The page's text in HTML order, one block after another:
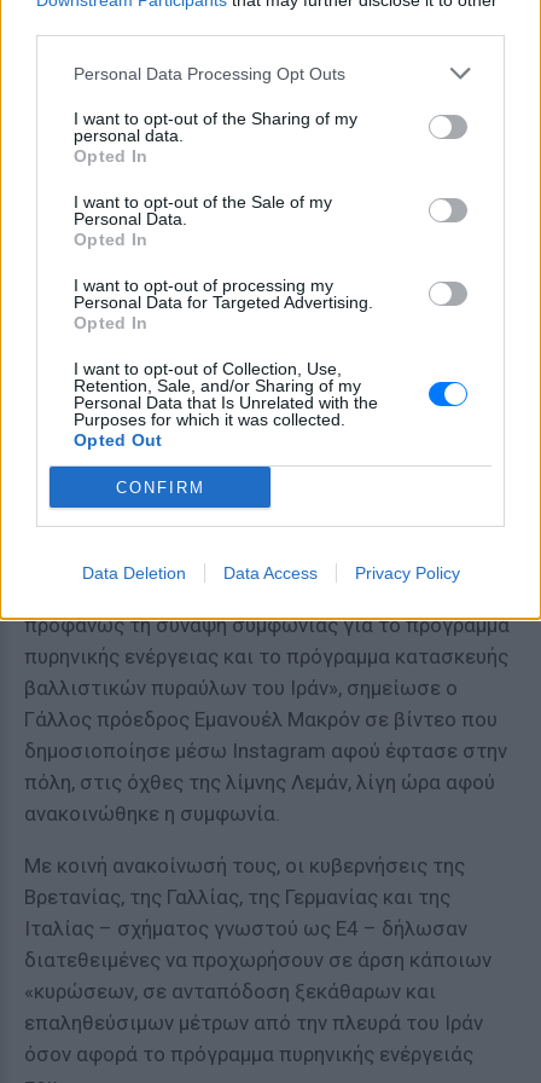
Personal Data Processing Opt Outs
I want to opt-out of the Sharing of my
personal data.
Opted In
I want to opt-out of the Sale of my
Personal Data.
Opted In
I want to opt-out of processing my
Personal Data for Targeted Advertising.
Opted In
I want to opt-out of Collection, Use,
Retention, Sale, and/or Sharing of my
Personal Data that Is Unrelated with the
Purposes for which it was collected.
Opted Out
CONFIRM
Data Deletion Data Access Privacy Policy
είπα».
Οι αρχές του Ισραήλ, που αντιμετωπίζουν με
αυξανόμενη νευρικότητα το ενδεχόμενο
συμβιβασμού που δεν θα ικανοποιεί τις απαιτήσεις
εβραϊκού κράτους, αντέτειναν πως ανταπέδωσαν
επίθεση της Χεζμπολάχ με drones εναντίον της
Υπό πίεση στη χώρα του να τελειώσει τον άκρως
παγκόσμια οικονομία, ο Ντόναλντ Τραμπ αναμένεται
εντός της εβδομάδας να συζητήσει με τους
υπόλοιπους ηγέτες της G7 στη σύνοδο που θα
διεξαχθεί στην Εβιάν, στη Γαλλία.
«Σκοπός θα είναι να δούμε τα επακόλουθα αυτής
της συμφωνίας, την υποστήριξη του Λιβάνου, το
προφανώς τη σύναψη συμφωνίας για το πρόγραμμα
πυρηνικής ενέργειας και το πρόγραμμα κατασκευής
βαλλιστικών πυραύλων του Ιράν», σημείωσε ο
Γάλλος πρόεδρος Εμανουέλ Μακρόν σε βίντεο που
δημοσιοποίησε μέσω Instagram αφού έφτασε στην
πόλη, στις όχθες της λίμνης Λεμάν, λίγη ώρα αφού
ανακοινώθηκε η συμφωνία.
Με κοινή ανακοίνωσή τους, οι κυβερνήσεις της
Βρετανίας, της Γαλλίας, της Γερμανίας και της
Ιταλίας – σχήματος γνωστού ως E4 – δήλωσαν
διατεθειμένες να προχωρήσουν σε άρση κάποιων
«κυρώσεων, σε ανταπόδοση ξεκάθαρων και
επαληθεύσιμων μέτρων από την πλευρά του Ιράν
όσον αφορά το πρόγραμμα πυρηνικής ενέργειάς